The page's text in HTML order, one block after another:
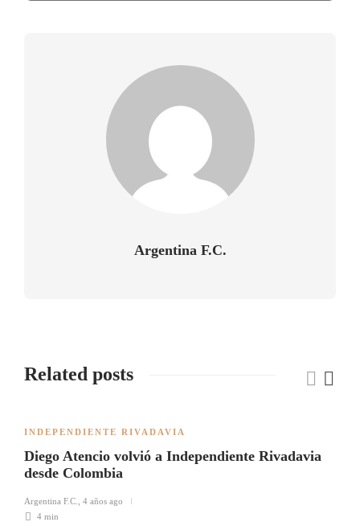
Argentina F.C.
Related posts
INDEPENDIENTE RIVADAVIA
Diego Atencio volvió a Independiente Rivadavia
desde Colombia
Argentina F.C.
4 años ago
4 min